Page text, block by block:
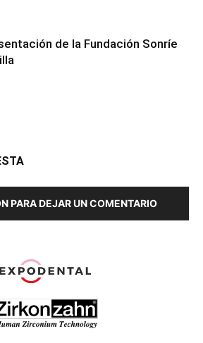
de la Fundación Sonríe
PARA DEJAR UN COMENTARIO